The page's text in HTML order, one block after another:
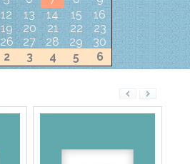
12 13 14 15
16
19 20 21 22
23
26 27 28 29
30
2 3 4 5 6